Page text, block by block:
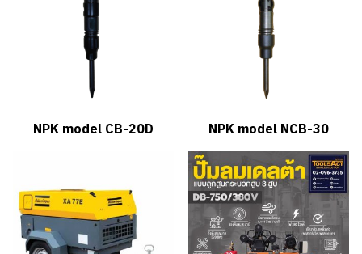
NPK model CB-20D NPK model NCB-30